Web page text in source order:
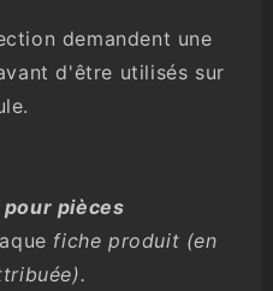
demandent une
d'être utilisés sur
pièces
fiche produit (en